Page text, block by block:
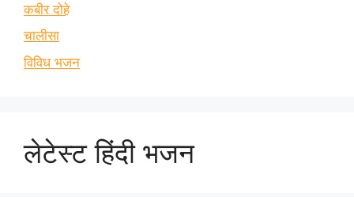
कबीर दोहे
चालीसा
विविध भजन
लेटेस्ट हिंदी भजन